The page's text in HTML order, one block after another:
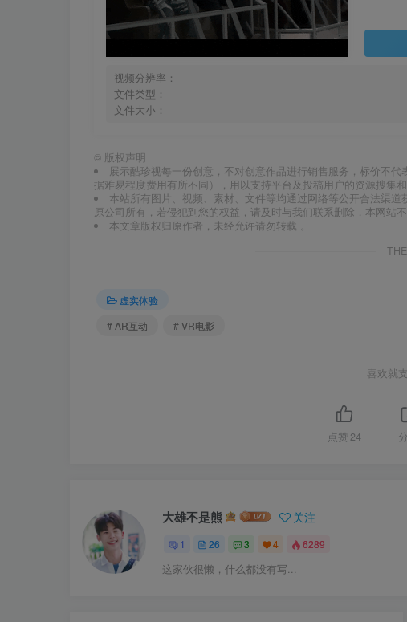
视频分辨率：
文件类型：
文件大小：
© 版权声明
展示酷珍视每一份创意，不对创意作品进行销售服务，标价不
据难易程度费用有所不同），用以支持平台及投稿用户的资源搜集
本站所有图片、视频、素材、文件等均通过网络等公开合法渠
原公司所有，若侵犯到您的权益，请及时与我们联系删除，本网站
本文章版权归原作者，未经允许请勿转载 。
虚实体验
# AR互动
# VR电影
喜欢就
点赞 24
大雄不是熊 关注
1 26 3 4 6289
这家伙很懒，什么都没有写...